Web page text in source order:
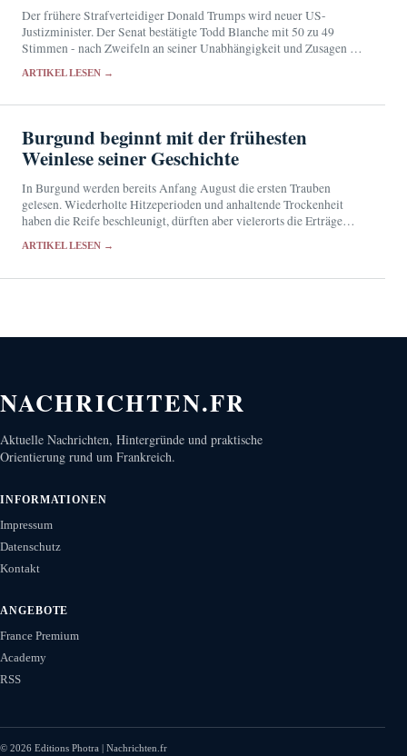
Der frühere Strafverteidiger Donald Trumps wird neuer US-
Justizminister. Der Senat bestätigte Todd Blanche mit 50 zu 49
Stimmen - nach Zweifeln an seiner Unabhängigkeit und Zusagen zu
ARTIKEL LESEN →
Burgund beginnt mit der frühesten
Weinlese seiner Geschichte
In Burgund werden bereits Anfang August die ersten Trauben
gelesen. Wiederholte Hitzeperioden und anhaltende Trockenheit
haben die Reife beschleunigt, dürften aber vielerorts die Erträge
ARTIKEL LESEN →
NACHRICHTEN.FR
Aktuelle Nachrichten, Hintergründe und praktische
Orientierung rund um Frankreich.
INFORMATIONEN
Impressum
Datenschutz
Kontakt
ANGEBOTE
France Premium
Academy
RSS
© 2026 Editions Photra | Nachrichten.fr